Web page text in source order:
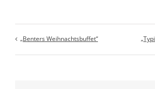
„Benters Weihnachtsbuffet“